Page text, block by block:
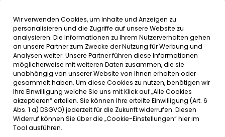
MENÜ
SERVICE
DATUMSMENÜ
JAHR WÄHLEN
MONAT WÄHLEN
Wir verwenden Cookies, um Inhalte und Anzeigen zu
personalisieren und die Zugriffe auf unsere Website zu
analysieren. Die Informationen zu Ihrem Nutzerverhalten gehen
an unsere Partner zum Zwecke der Nutzung für Werbung und
Analysen weiter. Unsere Partner führen diese Informationen
möglicherweise mit weiteren Daten zusammen, die sie
unabhängig von unserer Website von Ihnen erhalten oder
gesammelt haben. Um diese Cookies zu nutzen, benötigen wir
Ihre Einwilligung welche Sie uns mit Klick auf „Alle Cookies
akzeptieren“ erteilen. Sie können Ihre erteilte Einwilligung (Art. 6
Abs. 1 a) DSGVO) jederzeit für die Zukunft widerrufen. Diesen
Widerruf können Sie über die „Cookie-Einstellungen“ hier im
Tool ausführen.